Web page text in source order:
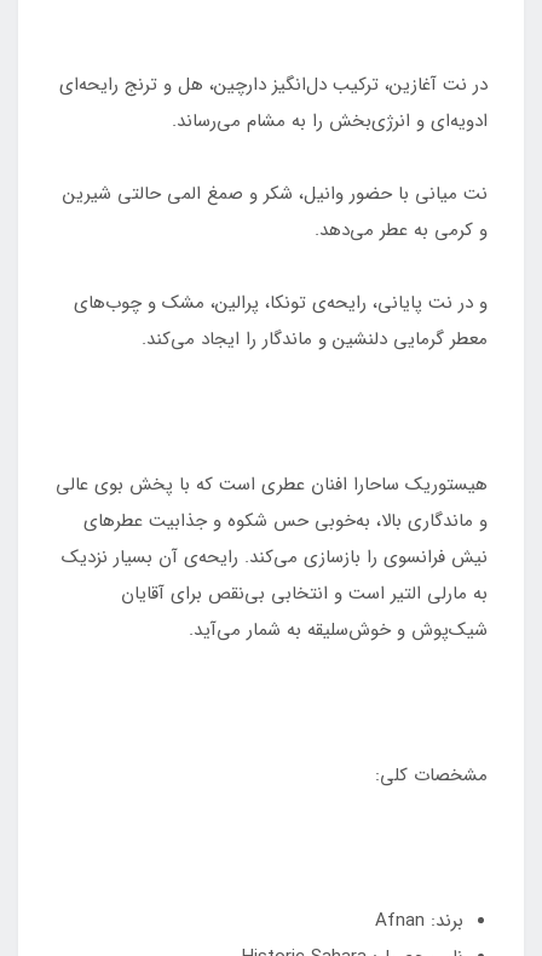
در نت آغازین، ترکیب دل‌انگیز دارچین، هل و ترنج رایحه‌ای
ادویه‌ای و انرژی‌بخش را به مشام می‌رساند.
نت میانی با حضور وانیل، شکر و صمغ المی حالتی شیرین
و کرمی به عطر می‌دهد.
و در نت پایانی، رایحه‌ی تونکا، پرالین، مشک و چوب‌های
معطر گرمایی دلنشین و ماندگار را ایجاد می‌کند.
هیستوریک ساحارا افنان عطری است که با پخش بوی عالی
و ماندگاری بالا، به‌خوبی حس شکوه و جذابیت عطرهای
نیش فرانسوی را بازسازی می‌کند. رایحه‌ی آن بسیار نزدیک
به مارلی التیر است و انتخابی بی‌نقص برای آقایان
شیک‌پوش و خوش‌سلیقه به شمار می‌آید.
مشخصات کلی:
برند: Afnan